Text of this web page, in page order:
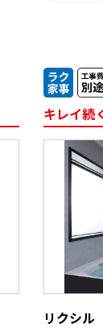
リクシル